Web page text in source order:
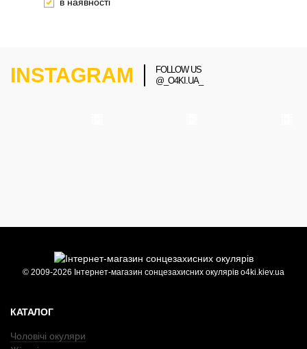
INSTAGRAM
FOLLOW US
@_O4KI.UA_
© 2009-2026 Інтернет-магазин сонцезахисних окулярів o4ki.kiev.ua
КАТАЛОГ
Чоловічі окуляри